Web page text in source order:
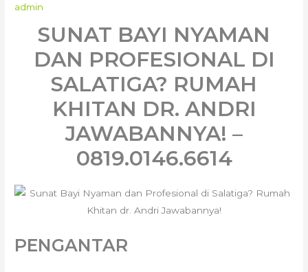
admin
SUNAT BAYI NYAMAN
DAN PROFESIONAL DI
SALATIGA? RUMAH
KHITAN DR. ANDRI
JAWABANNYA! –
0819.0146.6614
PENGANTAR